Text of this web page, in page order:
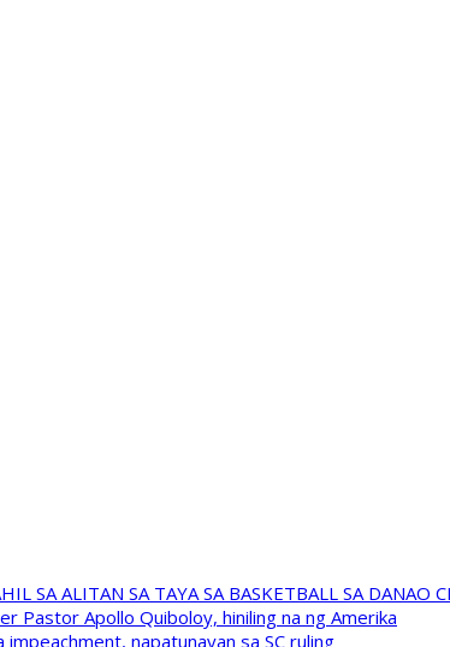
SA ALITAN SA TAYA SA BASKETBALL SA DANAO
Pastor Apollo Quiboloy, hiniling na ng Amerika
napatunayan sa SC ruling